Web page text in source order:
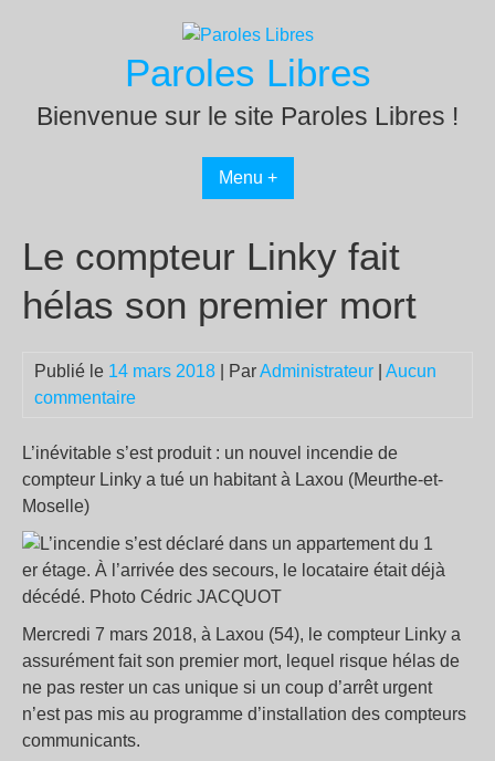
Paroles Libres
Bienvenue sur le site Paroles Libres !
Menu +
Le compteur Linky fait
hélas son premier mort
Publié le 14 mars 2018 | ParAdministrateur
Aucun
commentaire
L’inévitable s’est produit : un nouvel incendie de
compteur Linky a tué un habitant à Laxou (Meurthe-et-
Moselle)
Mercredi 7 mars 2018, à Laxou (54), le compteur Linky a
assurément fait son premier mort, lequel risque hélas de
ne pas rester un cas unique si un coup d’arrêt urgent
n’est pas mis au programme d’installation des compteurs
communicants.